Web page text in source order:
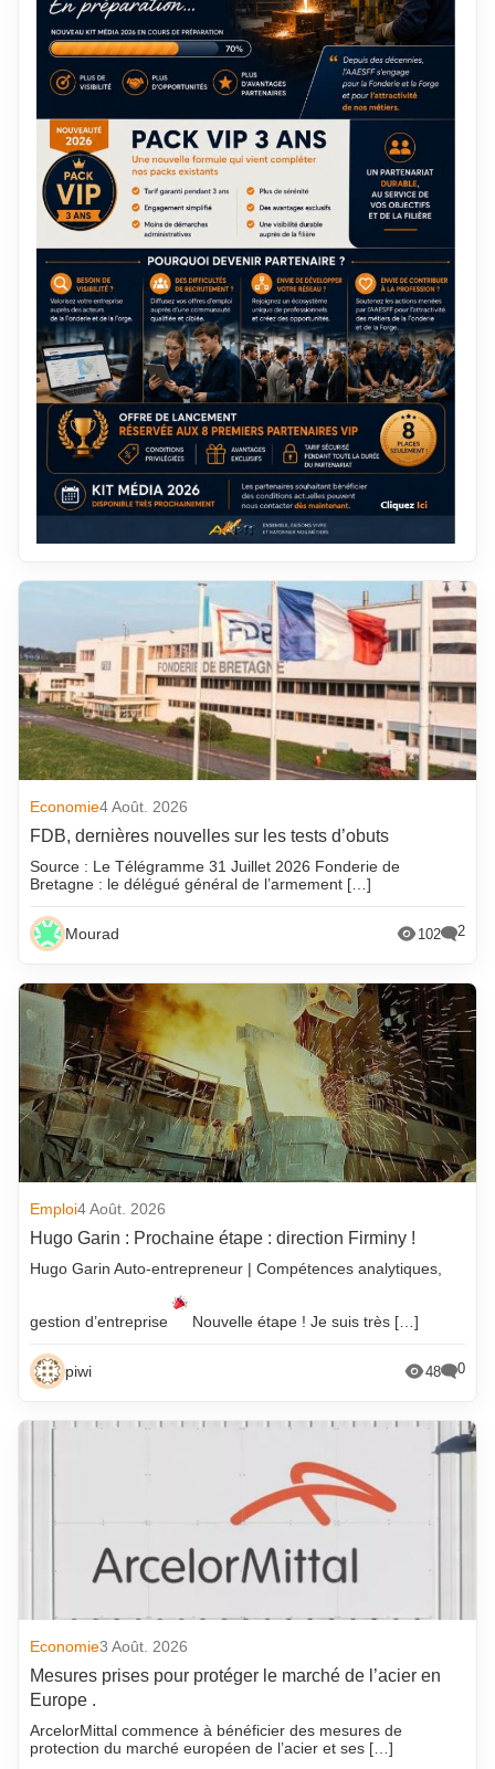
Economie4 Août. 2026
FDB, dernières nouvelles sur les tests d’obuts
Source : Le Télégramme 31 Juillet 2026 Fonderie de
Bretagne : le délégué général de l’armement […]
Mourad 102 2
Emploi4 Août. 2026
Hugo Garin : Prochaine étape : direction Firminy !
Hugo Garin Auto-entrepreneur | Compétences analytiques,
gestion d’entreprise Nouvelle étape ! Je suis très […]
piwi 48 0
Economie3 Août. 2026
Mesures prises pour protéger le marché de l’acier en
Europe .
ArcelorMittal commence à bénéficier des mesures de
protection du marché européen de l’acier et ses […]